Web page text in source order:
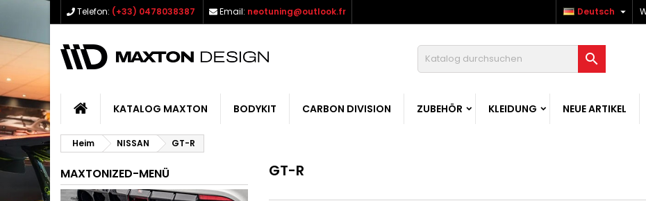
Telefon: (+33) 0478038387 Email: neotuning@outlook.fr Deutsch 

KATALOG MAXTON BODYKIT CARBON DIVISION ZUBEHÖR KLEIDUNG NEUE ARTIKEL
Heim NISSAN GT-R
MAXTONIZED-MENÜ GT-R